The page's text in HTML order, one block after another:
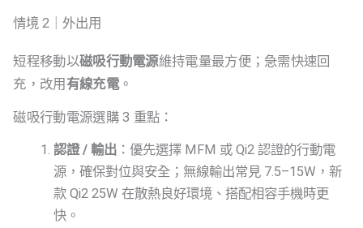
情境 2｜外出用
短程移動以磁吸行動電源維持電量最方便；急需快速回
充，改用 有線充電。
磁吸行動電源選購 3 重點：
認證 / 輸出：優先選擇 MFM 或 Qi2 認證的行動電
源，確保對位與安全；無線輸出常見 7.5–15W，新
款 Qi2 25W 在散熱良好環境、搭配相容手機時更
快。